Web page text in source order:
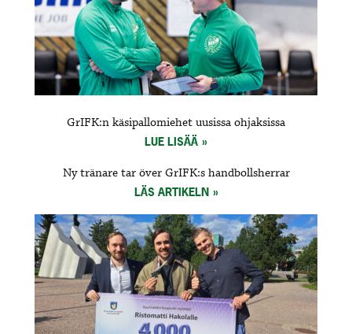
GrIFK:n käsipallomiehet uusissa ohjaksissa
LUE LISÄÄ
Ny tränare tar över GrIFK:s handbollsherrar
LÄS ARTIKELN